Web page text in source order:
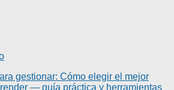
gestionar: Cómo elegir el mejor
— guía práctica y herramientas